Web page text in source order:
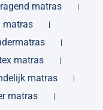
matras
matras
matras
matras
matras